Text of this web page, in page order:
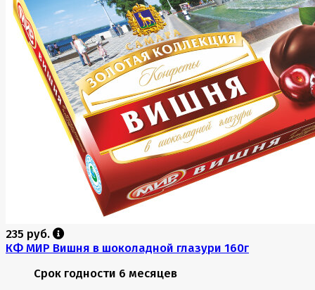
235 руб.
КФ МИР Вишня в шоколадной глазури 160г
Срок годности 6 месяцев